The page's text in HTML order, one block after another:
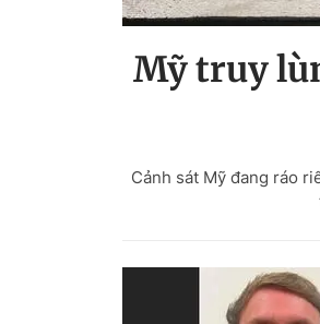
Mỹ truy
Cảnh sát Mỹ đang ráo